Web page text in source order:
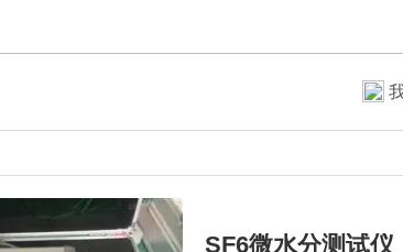
SF6微水分测试仪